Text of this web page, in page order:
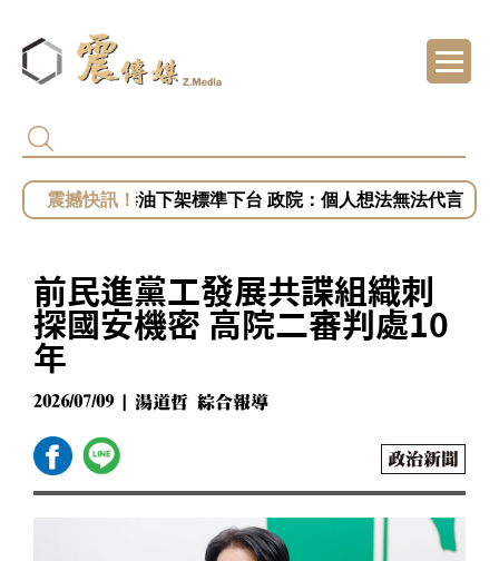
至剛、許輔為毒油下架標準下台 政院：個人想法無法代言
專訪／台中挨批食安破口！盧秀燕抗賴聲勢
前民進黨工發展共諜組織刺
探國安機密 高院二審判處10
年
2026/07/09 | 湯道哲 綜合報導
政治新聞